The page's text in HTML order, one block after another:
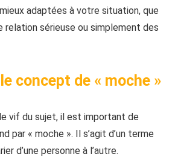
adaptées à votre situation, que
relation sérieuse ou simplement des
concept de « moche »
vif du sujet, il est important de
par « moche ». Il s’agit d’un terme
d’une personne à l’autre.